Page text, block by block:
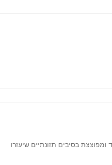
בסיבים תזונתיים שיעזרו